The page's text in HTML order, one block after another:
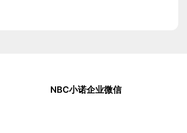
NBC小诺企业微信